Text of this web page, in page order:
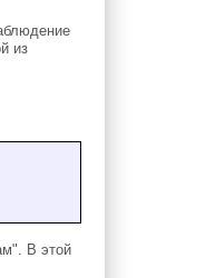
из
В этой